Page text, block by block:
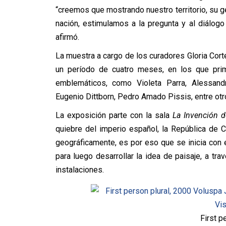
“creemos que mostrando nuestro territorio, su
nación, estimulamos a la pregunta y al
afirmó.
La muestra a cargo de los curadores Gloria
un período de cuatro meses, en los que
emblemáticos, como Violeta Parra,
Eugenio Dittborn, Pedro Amado Pissis, entre
La exposición parte con la sala La Invención
quiebre del imperio español, la República de
geográficamente, es por eso que se inicia
para luego desarrollar la idea de paisaje, a
instalaciones.
First